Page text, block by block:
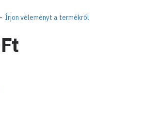
és hosszú éveken át megőrzi élénk
forma és a letisztult vonalak egyedi
teremt az otthona körül.
le egy beton téglát, vagy öntsön legalább
alapot úgy, hogy annak teteje 20 cm-rel a
beton alapra vagy téglára lesz rögzítve.
- Írjon véleményt a termékről